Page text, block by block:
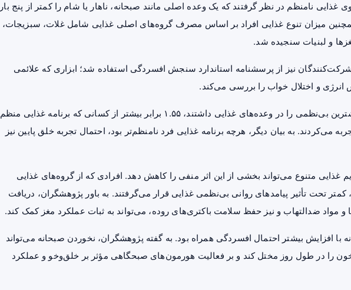
غذایی نامنظم در نظر گرفتند که یک وعده اصلی مانند صبحانه، ناهار یا شام را کمتر از پنج بار
میزان تنوع غذایی افراد بر اساس مصرف گروه‌های اصلی غذایی شامل غلات، سبزیجات،
و لبنیات سنجیده شد.
نیز از پرسشنامه استاندارد سنجش افسردگی استفاده شد؛ ابزاری که علائمی
انرژی و اختلال خواب را بررسی می‌کند.
نتایج نشان داد افرادی که بیشترین بی‌نظمی را در وعده‌های غذایی داشتند، ۱.۵۵ برابر بیشتر از کسانی که برنامه غذایی منظم
می‌کردند. به بیان دیگر، هرچه برنامه غذایی فرد نامنظم‌تر بود، احتمال تجربه خلق پایین نیز
غذایی متنوع می‌تواند بخشی از این اثر منفی را کاهش دهد. افرادی که از گروه‌های غذایی
کمتر تحت تأثیر پیامدهای روانی بی‌نظمی غذایی قرار می‌گرفتند. به باور پژوهشگران، دریافت
و مواد ضدالتهاب و نیز حفظ سلامت باکتری‌های روده، می‌تواند به ثبات عملکرد مغز کمک کند.
با افزایش بیشتر احتمال افسردگی همراه بود. به گفته پژوهشگران، نخوردن صبحانه می‌تواند
خون را در طول روز مختل کند و بر فعالیت هورمون‌های صبحگاهی مؤثر بر خلق‌وخو و عملکرد